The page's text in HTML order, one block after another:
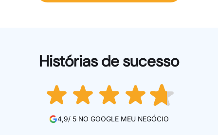
Histórias de sucesso
4,9/ 5 NO GOOGLE MEU NEGÓCIO